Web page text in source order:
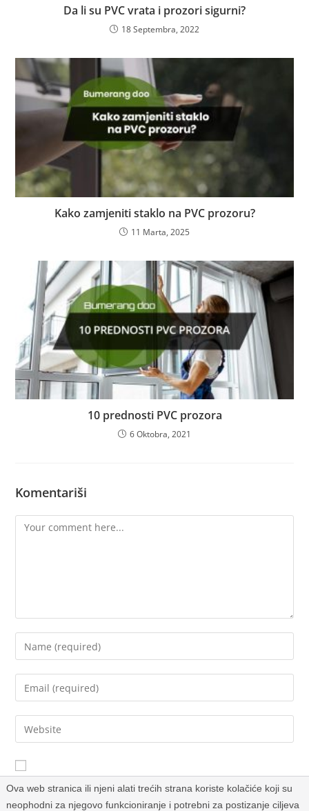
Da li su PVC vrata i prozori sigurni?
18 Septembra, 2022
Kako zamjeniti staklo na PVC prozoru?
11 Marta, 2025
10 prednosti PVC prozora
6 Oktobra, 2021
Komentariši
Sačuvaj moje ime, email i web stranicu u ovom browseru za
buduće komentare.
Ova web stranica ili njeni alati trećih strana koriste kolačiće koji su
neophodni za njegovo funkcioniranje i potrebni za postizanje ciljeva